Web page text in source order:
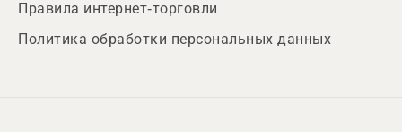
Правила интернет-торговли
Политика обработки персональных данных